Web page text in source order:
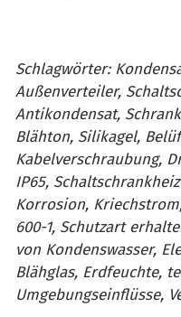
Schlagwörter:
Außenverteiler,
Antikondensat,
Blähton, Silikagel,
Kabelverschraubung,
IP65,
Korrosion, Kriechstrom,
600-1, Schutzart
von Kondenswasser,
Blähglas, Erdfeuchte,
Umgebungseinflüsse,